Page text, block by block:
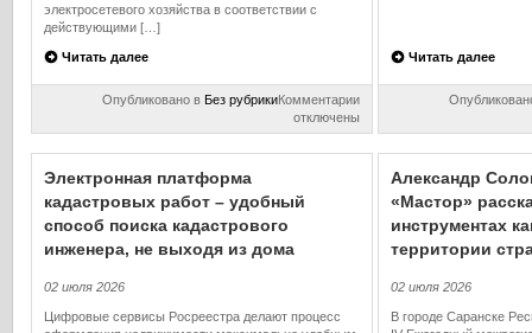
электросетевого хозяйства в соответствии с
действующими […]
Читать далее
Опубликовано в Без рубрикиКомментариик
Охранные
зоны
объектов
электросетевого
хозяйства:
назначение
правовое
отключены
Читать далее
Электронная платформа
кадастровых работ – удобный
способ поиска кадастрового
инженера, не выходя из дома
02 июля 2026
Цифровые сервисы Росреестра делают процесс
Александр
«Мастор»
инструментах
территории
02 июля 2026
В городе Саранске